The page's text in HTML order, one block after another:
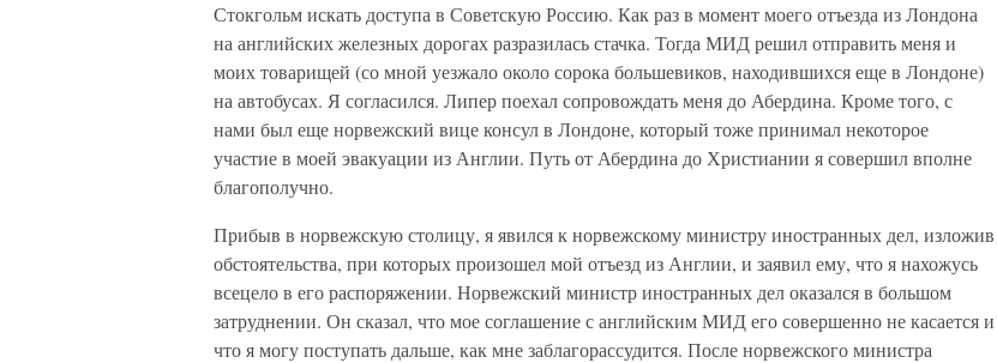
Стокгольм искать доступа в Советскую Россию. Как раз в момент моего отъезда из Лондона
на английских железных дорогах разразилась стачка. Тогда МИД решил отправить меня и
моих товарищей (со мной уезжало около сорока большевиков, находившихся еще в Лондоне)
на автобусах. Я согласился. Липер поехал сопровождать меня до Абердина. Кроме того, с
нами был еще норвежский вице консул в Лондоне, который тоже принимал некоторое
участие в моей эвакуации из Англии. Путь от Абердина до Христиании я совершил вполне
благополучно.
Прибыв в норвежскую столицу, я явился к норвежскому министру иностранных дел, изложив
обстоятельства, при которых произошел мой отъезд из Англии, и заявил ему, что я нахожусь
всецело в его распоряжении. Норвежский министр иностранных дел оказался в большом
затруднении. Он сказал, что мое соглашение с английским МИД его совершенно не касается и
что я могу поступать дальше, как мне заблагорассудится. После норвежского министра